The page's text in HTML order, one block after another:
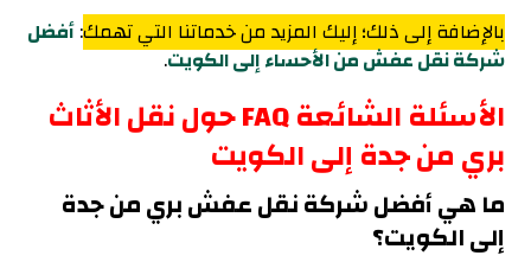
بالإضافة إلى ذلك؛ إليك المزيد من خدماتنا التي تهمك:أفضل
شركة نقل عفش من الأحساء إلى الكويت.
الأسئلة الشائعة FAQ حول نقل الأثاث
بري من جدة إلى الكويت
ما هي أفضل شركة نقل عفش بري من جدة
إلى الكويت؟